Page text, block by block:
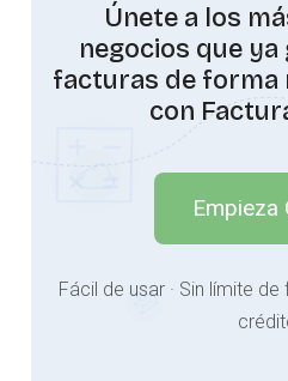
Únete a los
negocios que
facturas de forma
con
Empieza
Fácil de usar · Sin límite